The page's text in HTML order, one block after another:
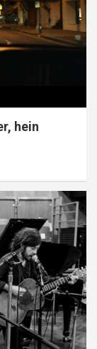
hein